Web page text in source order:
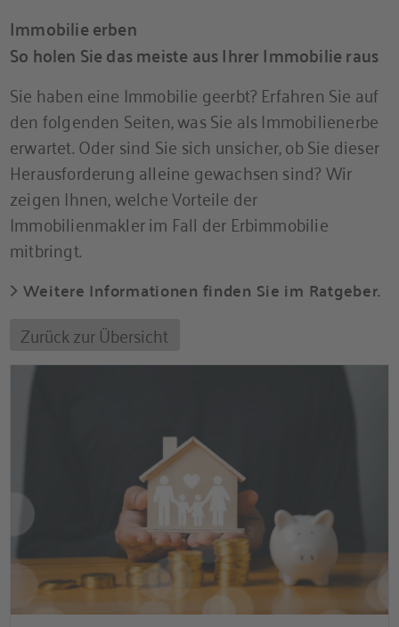
Immobilie erben
So holen Sie das meiste aus Ihrer Immobilie raus
Sie haben eine Immobilie geerbt? Erfahren Sie auf
den folgenden Seiten, was Sie als Immobilienerbe
erwartet. Oder sind Sie sich unsicher, ob Sie dieser
Herausforderung alleine gewachsen sind? Wir
zeigen Ihnen, welche Vorteile der
Immobilienmakler im Fall der Erbimmobilie
mitbringt.
Weitere Informationen finden Sie im Ratgeber.
Zurück zur Übersicht